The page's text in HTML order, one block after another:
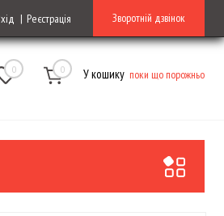
Реєстрація Зворотній дзвінок
0 0 У кошику поки що порожньо